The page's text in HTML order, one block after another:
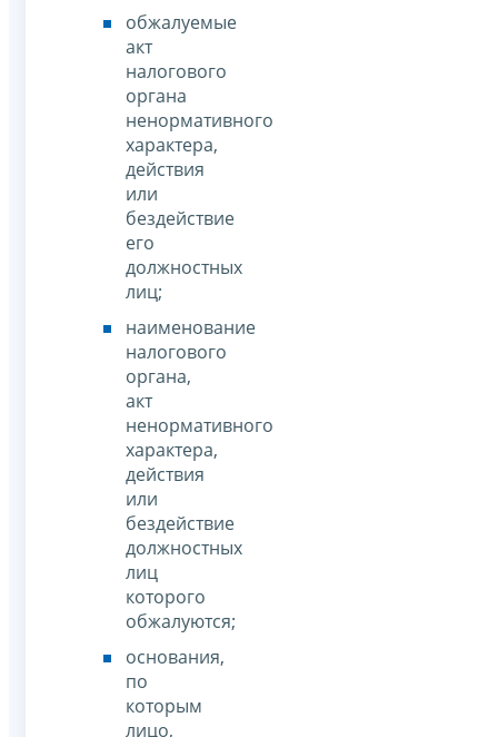
обжалуемые
акт
налогового
органа
ненормативного
характера,
действия
или
бездействие
его
должностных
лиц;
наименование
налогового
органа,
акт
ненормативного
характера,
действия
или
бездействие
должностных
лиц
которого
обжалуются;
основания,
по
которым
лицо,